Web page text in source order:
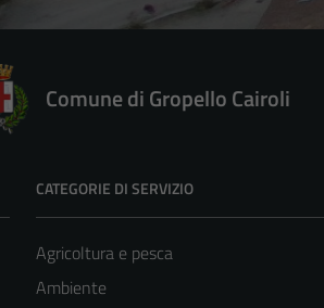
Comune di Gropello Cairoli
CATEGORIE DI SERVIZIO
Agricoltura e pesca
Ambiente